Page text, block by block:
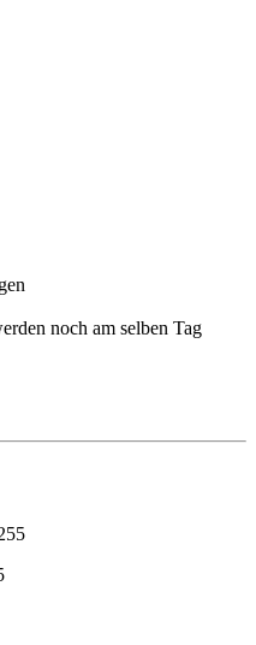
noch am selben Tag